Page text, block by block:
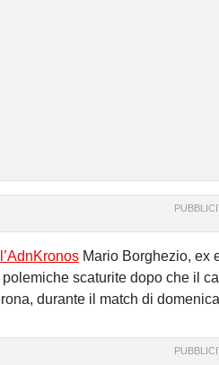
Mario Borghezio, ex
scaturite dopo che il
durante il match di